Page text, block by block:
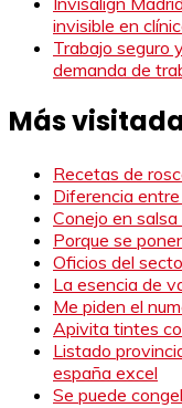
invisible en
Trabajo seguro
demanda de
Más
Recetas de
Diferencia
Conejo en
Porque se
Oficios del
La esencia de
Me piden el
Apivita tintes
Listado
españa excel
Se puede